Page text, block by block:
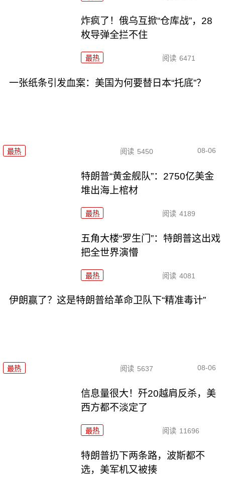
炸疯了！俄乌互掀“仓库战”，28
枚导弹全拦不住
最热 阅读 6471
一张纸条引发血案：美国为何要替日本“托底”？
最热 阅读 5450 08-06
特朗普“黄金舰队”：2750亿美金
堆出海上棺材
最热 阅读 4189
五角大楼“罗生门”：特朗普这出戏
把全世界演懵
最热 阅读 4081
伊朗赢了？这是特朗普给革命卫队下“精准毒计”
最热 阅读 5637 08-06
信息量很大！歼20越肩反杀，美
西方都不淡定了
最热 阅读 11696
特朗普扔下两条路，波斯都不
选，美军机又被揍